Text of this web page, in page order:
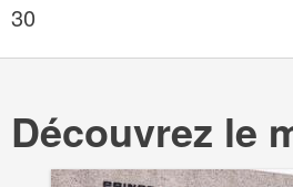
30
Découvrez le